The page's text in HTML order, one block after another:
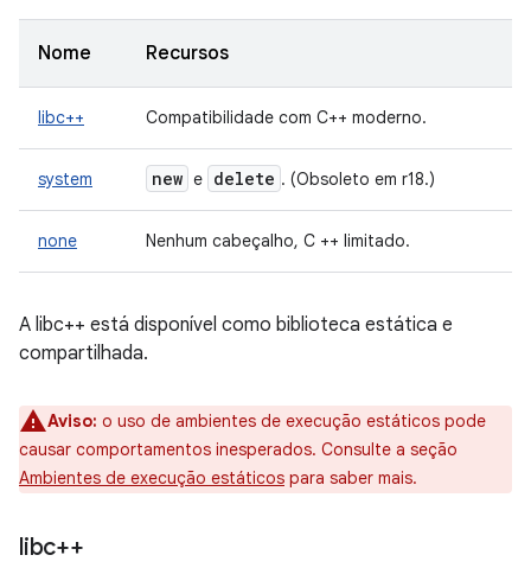
Nome Recursos
libc++ Compatibilidade com C++ moderno.
system new e delete . (Obsoleto em r18.)
none Nenhum cabeçalho, C ++ limitado.
A libc++ está disponível como biblioteca estática e
compartilhada.
Aviso: o uso de ambientes de execução estáticos pode
causar comportamentos inesperados. Consulte a seção
Ambientes de execução estáticos para saber mais.
libc++